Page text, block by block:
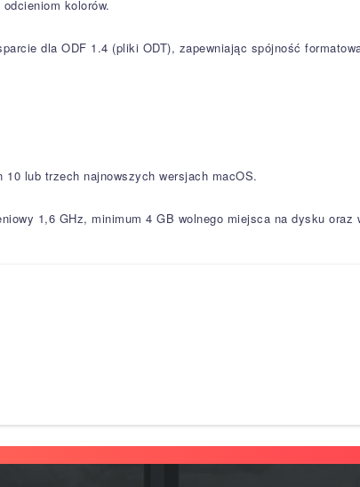
kolorów.
dla ODF 1.4 (pliki ODT), zapewniając spójność
lub trzech najnowszych wersjach macOS.
1,6 GHz, minimum 4 GB wolnego miejsca na dysku